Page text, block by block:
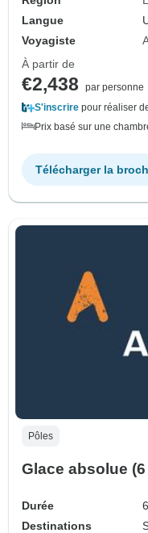
Langue
Voyagiste
À partir de
€2,438
par personne
S'inscrire pour réaliser
Prix basé sur une
Télécharger la
Pôles
Glace absolue
Durée
Destinations